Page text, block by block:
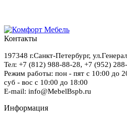
Контакты
197348 г.Санкт-Петербург,
Тел: +7 (812) 988-88-28, +7 (952)
Режим работы: пон - пят с 10:00 до
суб - вос с 10:00 до 18:00
E-mail: info@MebelBspb.ru
Информация